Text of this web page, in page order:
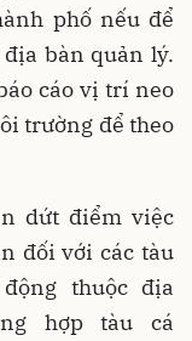
phố nếu để
bàn quản lý.
cáo vị trí neo
trường để theo
dứt điểm việc
đối với các tàu
thuộc địa
hợp tàu cá